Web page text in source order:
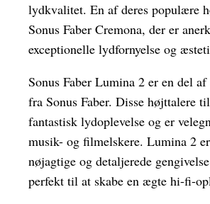
lydkvalitet. En af deres populære
Sonus Faber Cremona, der er
exceptionelle lydfornyelse og
Sonus Faber Lumina 2 er en del
fra Sonus Faber. Disse højttalere
fantastisk lydoplevelse og er
musik- og filmelskere. Lumina 2
nøjagtige og detaljerede
perfekt til at skabe en ægte hi-fi-